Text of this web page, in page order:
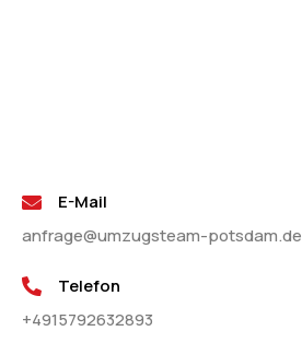
E-Mail
anfrage@umzugsteam-potsdam.de
Telefon
+4915792632893